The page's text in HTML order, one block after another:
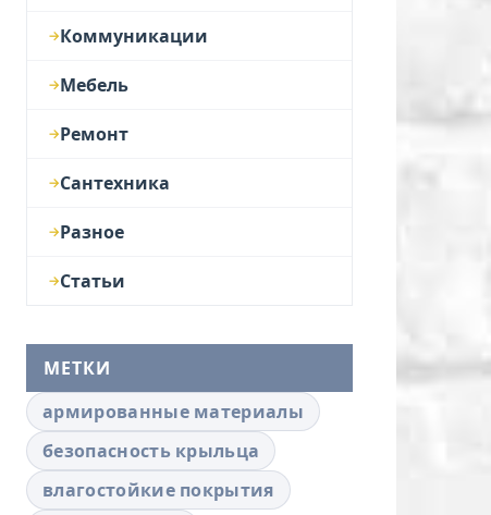
Коммуникации
Мебель
Ремонт
Сантехника
Разное
Статьи
МЕТКИ
армированные материалы
безопасность крыльца
влагостойкие покрытия